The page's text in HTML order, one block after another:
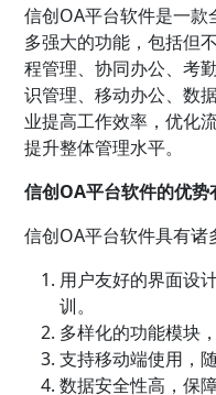
信创OA平台软件是一
多强大的功能，包括但
程管理、协同办公、考
识管理、移动办公、数
业提高工作效率，优化
提升整体管理水平。
信创OA平台软件的优势
信创OA平台软件具有诸
用户友好的界面设
训。
多样化的功能模块
支持移动端使用，
数据安全性高，保